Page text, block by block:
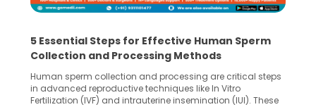
5 Essential Steps for Effective Human Sperm
Collection and Processing Methods
Human sperm collection and processing are critical steps
in advanced reproductive techniques like In Vitro
Fertilization (IVF) and intrauterine insemination (IUI). These